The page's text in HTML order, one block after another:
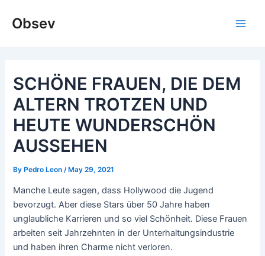
Obsev
SCHÖNE FRAUEN, DIE DEM
ALTERN TROTZEN UND
HEUTE WUNDERSCHÖN
AUSSEHEN
ByPedro Leon /May 29, 2021
Manche Leute sagen, dass Hollywood die Jugend
bevorzugt. Aber diese Stars über 50 Jahre haben
unglaubliche Karrieren und so viel Schönheit. Diese Frauen
arbeiten seit Jahrzehnten in der Unterhaltungsindustrie
und haben ihren Charme nicht verloren.